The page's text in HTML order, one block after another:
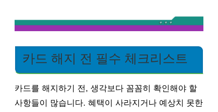
카드 해지 전 필수 체크리스트
카드를 해지하기 전, 생각보다 꼼꼼히 확인해야 할
사항들이 많습니다. 혜택이 사라지거나 예상치 못한